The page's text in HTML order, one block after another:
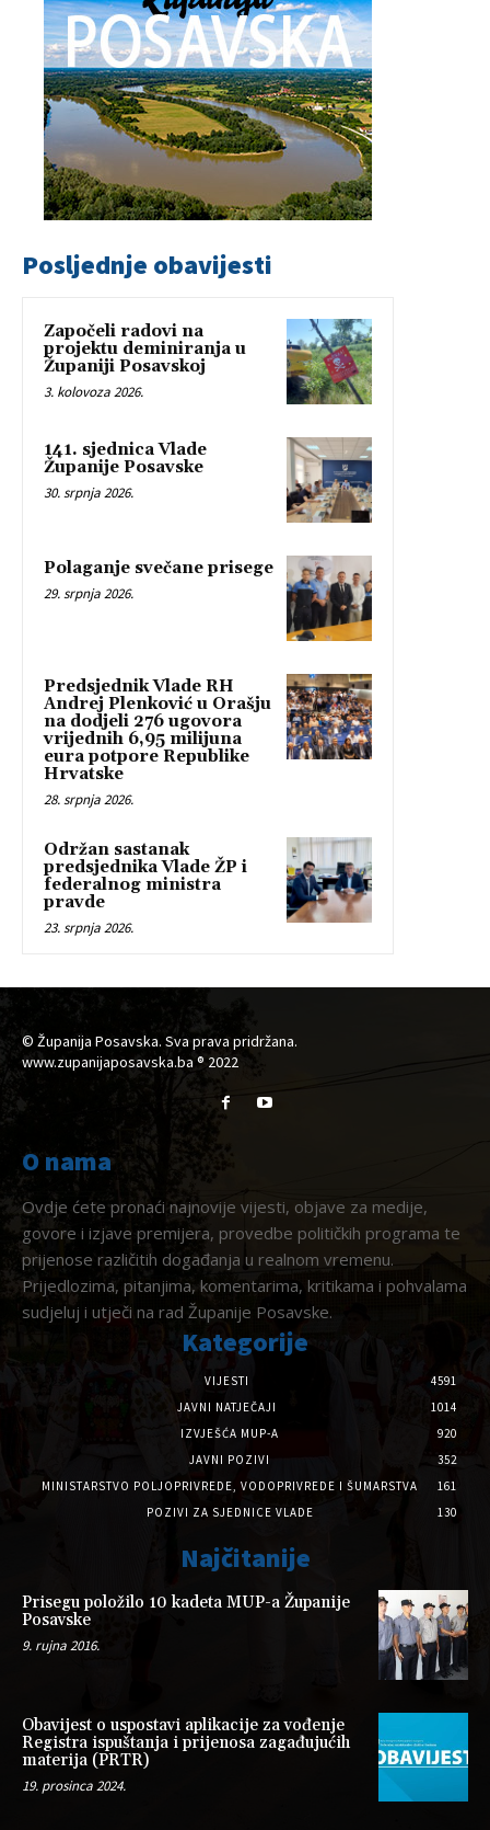
Posljednje obavijesti
Započeli radovi na
projektu deminiranja u
Županiji Posavskoj
3. kolovoza 2026.
141. sjednica Vlade
Županije Posavske
30. srpnja 2026.
Polaganje svečane prisege
29. srpnja 2026.
Predsjednik Vlade RH
Andrej Plenković u Orašju
na dodjeli 276 ugovora
vrijednih 6,95 milijuna
eura potpore Republike
Hrvatske
28. srpnja 2026.
Održan sastanak
predsjednika Vlade ŽP i
federalnog ministra
pravde
23. srpnja 2026.
© Županija Posavska. Sva prava pridržana.
www.zupanijaposavska.ba ® 2022
O nama
Ovdje ćete pronaći najnovije vijesti, objave za medije,
govore i izjave premijera, provedbe političkih programa te
prijenose različitih događanja u realnom vremenu.
Prijedlozima, pitanjima, komentarima, kritikama i pohvalama
sudjeluj i utječi na rad Županije Posavske.
Kategorije
VIJESTI
4591
JAVNI NATJEČAJI
1014
IZVJEŠĆA MUP-A
920
JAVNI POZIVI
352
MINISTARSTVO POLJOPRIVREDE, VODOPRIVREDE I ŠUMARSTVA
161
POZIVI ZA SJEDNICE VLADE
130
Najčitanije
Prisegu položilo 10 kadeta MUP-a Županije
Posavske
9. rujna 2016.
Obavijest o uspostavi aplikacije za vođenje
Registra ispuštanja i prijenosa zagađujućih
materija (PRTR)
19. prosinca 2024.